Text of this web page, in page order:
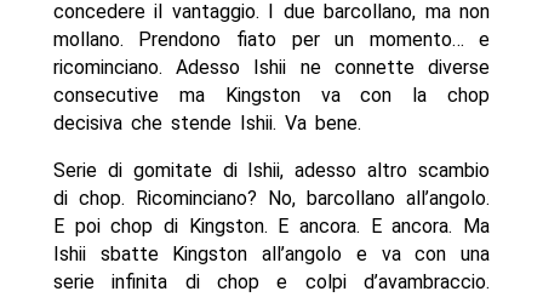
concedere il vantaggio. I due barcollano, ma non
mollano. Prendono fiato per un momento… e
ricominciano. Adesso Ishii ne connette diverse
consecutive ma Kingston va con la chop
decisiva che stende Ishii. Va bene.
Serie di gomitate di Ishii, adesso altro scambio
di chop. Ricominciano? No, barcollano all’angolo.
E poi chop di Kingston. E ancora. E ancora. Ma
Ishii sbatte Kingston all’angolo e va con una
serie infinita di chop e colpi d’avambraccio.